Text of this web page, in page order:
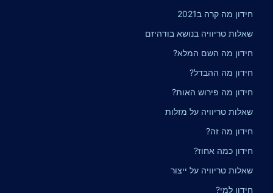
חידון מה קרה ב2021
שאלות טריוויה בנושא בודהיזם
חידון מה השם המלא?
חידון מה ההבדל?
חידון מה פירוש האות?
שאלות טריוויה על מזלות
חידון מה זה?
חידון כמה אחוז?
שאלות טריוויה על ייצור
חידון למי?